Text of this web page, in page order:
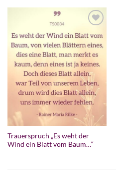
Trauerspruch „Es weht der
Wind ein Blatt vom Baum…“